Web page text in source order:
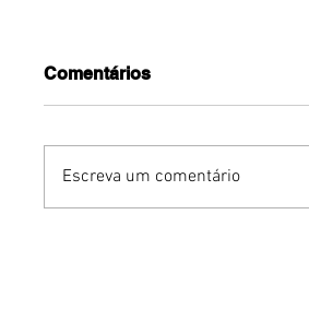
Comentários
Escreva um comentário